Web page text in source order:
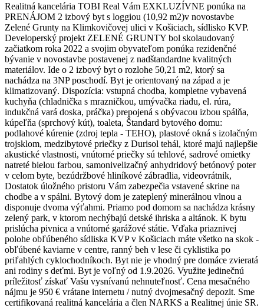
Realitná kancelária TOBI Real Vám EXKLUZÍVNE ponúka na
PRENÁJOM 2 izbový byt s loggiou (10,92 m2)v novostavbe
Zelené Grunty na Klimkovičovej ulici v Košiciach, sídlisko KVP.
Developerský projekt ZELENÉ GRUNTY bol skolaudovaný
začiatkom roka 2022 a svojim obyvateľom ponúka rezidenčné
bývanie v novostavbe postavenej z nadštandardne kvalitných
materiálov. Ide o 2 izbový byt o rozlohe 50,21 m2, ktorý sa
nachádza na 3NP poschodí. Byt je orientovaný na západ a je
klimatizovaný. Dispozícia: vstupná chodba, kompletne vybavená
kuchyňa (chladnička s mrazničkou, umývačka riadu, el. rúra,
indukčná vará doska, práčka) prepojená s obývacou izbou spálňa,
kúpeľňa (sprchový kút), toaleta, Štandard bytového domu:
podlahové kúrenie (zdroj tepla - TEHO), plastové okná s izolačným
trojsklom, medzibytové priečky z Durisol tehál, ktoré majú najlepšie
akustické vlastnosti, vnútorné priečky sú tehlové, sadrové omietky
natreté bielou farbou, samonivelizačný anhydridový betónový poter
v celom byte, bezúdržbové hliníkové zábradlia, videovrátnik,
Dostatok úložného pristoru Vám zabezpečia vstavené skrine na
chodbe a v spálni. Bytový dom je zateplený minerálnou vlnou a
disponuje dvoma výťahmi. Priamo pod domom sa nachádza krásny
zelený park, v ktorom nechýbajú detské ihriska a altánok. K bytu
prislúcha pivnica a vnútorné garážové státie. Vďaka priaznivej
polohe obľúbeného sídliska KVP v Košiciach máte všetko na skok -
obľúbené kaviarne v centre, ranný beh v lese či cyklistika po
priľahlých cyklochodníkoch. Byt nie je vhodný pre domáce zvieratá
ani rodiny s deťmi. Byt je voľný od 1.9.2026. Využite jedinečnú
príležitosť získať Vašu vysnívanú nehnuteľnosť. Cena mesačného
nájmu je 950 € vrátane internetu / nutný dvojmesačný depozit. Sme
certifikovaná realitná kancelária a člen NARKS a Realitnej únie SR.